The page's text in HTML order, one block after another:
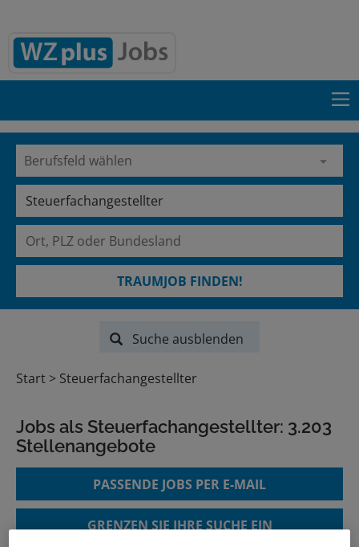
TRAUMJOB FINDEN!
Suche ausblenden
Start Steuerfachangestellter
Jobs als Steuerfachangestellter: 3.203
Stellenangebote
PASSENDE JOBS PER E-MAIL
GRENZEN SIE IHRE SUCHE EIN